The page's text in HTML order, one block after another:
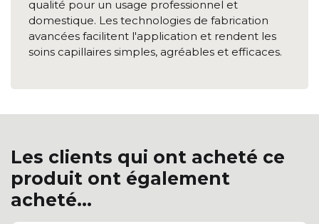
qualité pour un usage professionnel et
domestique. Les technologies de fabrication
avancées facilitent l'application et rendent les
soins capillaires simples, agréables et efficaces.
Les clients qui ont acheté ce
produit ont également
acheté...